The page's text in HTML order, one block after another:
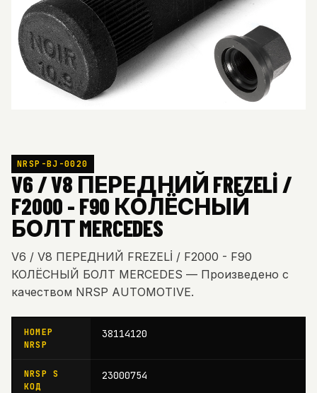
NRSP-BJ-0020
V6 / V8 ПЕРЕДНИЙ FREZELİ /
F2000 - F90 КОЛЁСНЫЙ
БОЛТ MERCEDES
V6 / V8 ПЕРЕДНИЙ FREZELİ / F2000 - F90
КОЛЁСНЫЙ БОЛТ MERCEDES — Произведено с
качеством NRSP AUTOMOTIVE.
НОМЕР
NRSP
38114120
NRSP S
КОД
23000754